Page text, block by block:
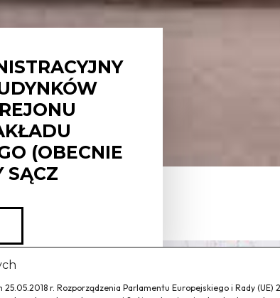
(OBECNIE
SĄCZ
25.05.2018 r. Rozporządzenia Parlamentu Europejskiego i Rady